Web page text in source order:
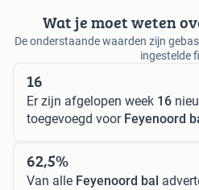
Wat je moet weten
De onderstaande waarden zijn
ingestelde
16
Er zijn afgelopen week 16
toegevoegd voor Feyenoord
62,5%
Van alle Feyenoord bal